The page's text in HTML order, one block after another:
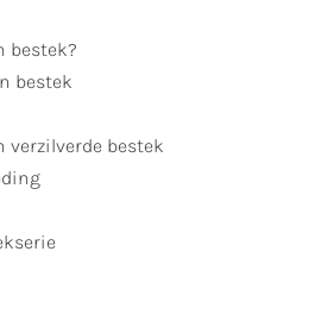
bestek?
bestek
bestek